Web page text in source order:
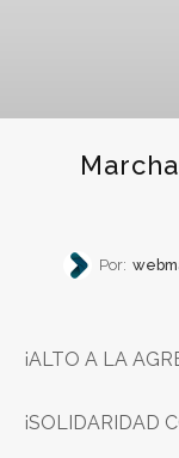
Por:
¡ALTO A LA
¡SOLIDARIDAD